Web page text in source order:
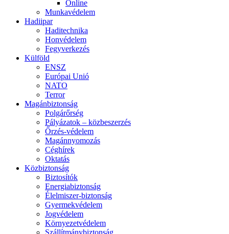
Online
Munkavédelem
Hadiipar
Haditechnika
Honvédelem
Fegyverkezés
Külföld
ENSZ
Európai Unió
NATO
Terror
Magánbiztonság
Polgárőrség
Pályázatok – közbeszerzés
Őrzés-védelem
Magánnyomozás
Céghírek
Oktatás
Közbiztonság
Biztosítók
Energiabiztonság
Élelmiszer-biztonság
Gyermekvédelem
Jogvédelem
Környezetvédelem
Szállítmánybiztonság